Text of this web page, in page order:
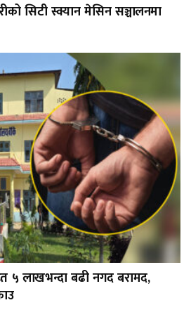
सिटी स्क्यान मेसिन सञ्चालनमा
५ लाखभन्दा बढी नगद बरामद,